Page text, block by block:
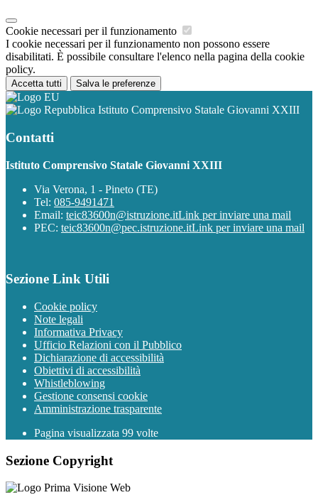
Cookie necessari per il funzionamento
I cookie necessari per il funzionamento non possono essere
disabilitati. È possibile consultare l'elenco nella pagina della cookie
policy.
Accetta tutti Salva le preferenze
Istituto Comprensivo Statale Giovanni XXIII
Contatti
Istituto Comprensivo Statale Giovanni XXIII
Via Verona, 1 - Pineto (TE)
Tel: 085-9491471
Email: teic83600n@istruzione.itLink per inviare una mail
PEC: teic83600n@pec.istruzione.itLink per inviare una mail
Sezione Link Utili
Cookie policy
Note legali
Informativa Privacy
Ufficio Relazioni con il Pubblico
Dichiarazione di accessibilità
Obiettivi di accessibilità
Whistleblowing
Gestione consensi cookie
Amministrazione trasparente
Pagina visualizzata 99 volte
Sezione Copyright